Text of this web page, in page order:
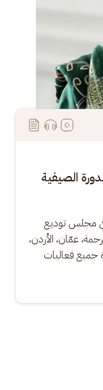
الصيفية
مجلس توديع
عمّان، الأردن،
لمشاهدة جميع فعاليات